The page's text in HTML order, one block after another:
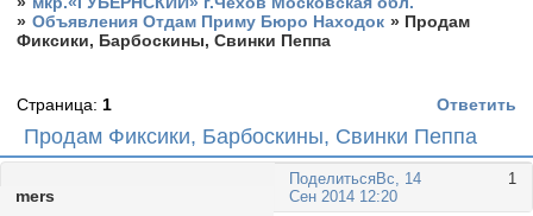
» Объявления Отдам Приму Бюро Находок » Продам
Фиксики, Барбоскины, Свинки Пеппа
Продам Фиксики, Барбоскины, Свинки Пеппа
Страница: 1 Ответить
Поделиться 1
Вс, 14
Сен 2014 12:20
mers